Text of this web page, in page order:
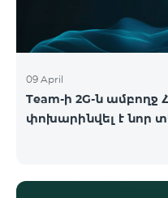
09 April
Team-ի 2G-ն
փոխարինվել է նոր